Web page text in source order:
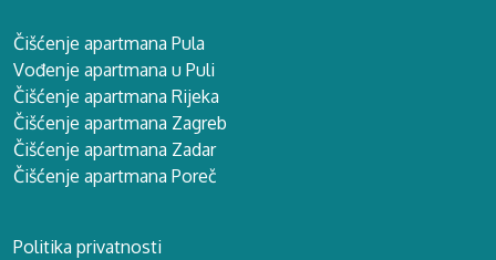
Čišćenje apartmana Pula
Vođenje apartmana u Puli
Čišćenje apartmana Rijeka
Čišćenje apartmana Zagreb
Čišćenje apartmana Zadar
Čišćenje apartmana Poreč
Politika privatnosti